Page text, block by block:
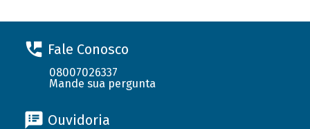
Fale Conosco
08007026337
Mande sua pergunta
Ouvidoria